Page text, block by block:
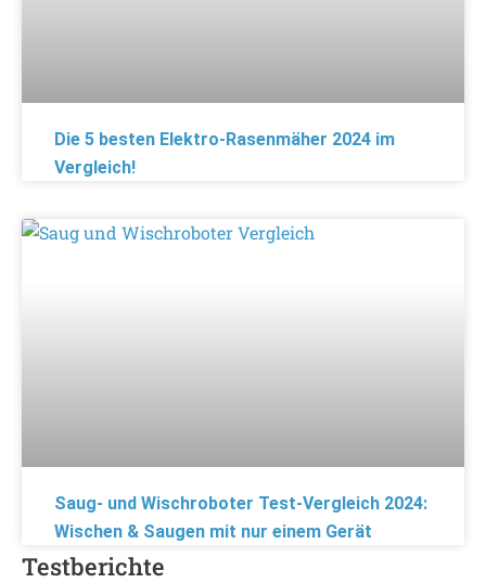
Die 5 besten Elektro-Rasenmäher 2024 im
Vergleich!
Saug- und Wischroboter Test-Vergleich 2024:
Wischen & Saugen mit nur einem Gerät
Testberichte